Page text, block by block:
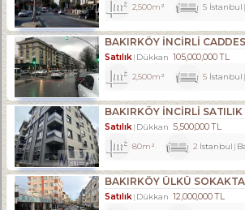
2,500m² 5 İstanbul
Satılık Dükkan 105,000,000 TL
2,500m² 5 İstanbul
Satılık Dükkan 5,500,000 TL
80m² 2 İstanbul
Satılık Dükkan 12,000,000 TL